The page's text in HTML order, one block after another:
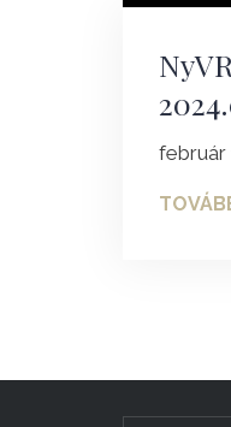
február